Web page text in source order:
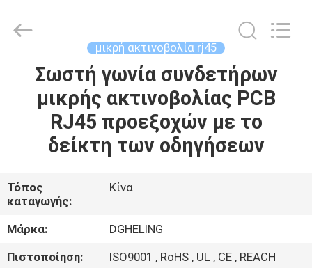
ΣΠΊΤΙ
ΠΡΟΪΌΝΤΑ
ΕΜΕΊΣ
ΓΎΡΟΣ
ΕΡΓΟΣΤΑΣΊΩΝ
Rights
μικρή ακτινοβολία rj45
Σωστή γωνία συνδετήρων
μικρής ακτινοβολίας PCB
RJ45 προεξοχών με το
δείκτη των οδηγήσεων
Τόπος
καταγωγής:
Κίνα
Μάρκα:
DGHELING
Πιστοποίηση:
ISO9001 , RoHS , UL , CE , REACH